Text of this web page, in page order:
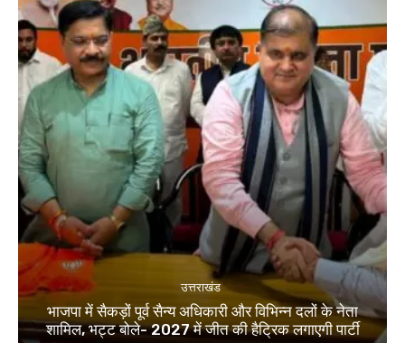
उत्तराखंड
भाजपा में सैकड़ों पूर्व सैन्य अधिकारी और विभिन्न दलों के नेता
शामिल, भट्ट बोले- 2027 में जीत की हैट्रिक लगाएगी पार्टी